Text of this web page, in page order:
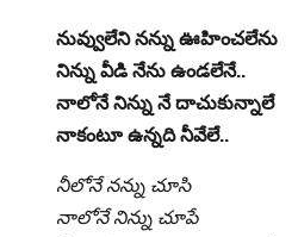
నువ్వులేని నన్ను ఊహించలేను
నిన్ను వీడి నేను ఉండలేనే..
నాలోనే నిన్ను నే దాచుకున్నాలే
నాకంటూ ఉన్నది నీవేలే..
నీలోనే నన్ను చూసి
నాలోనే నిన్ను చూపే